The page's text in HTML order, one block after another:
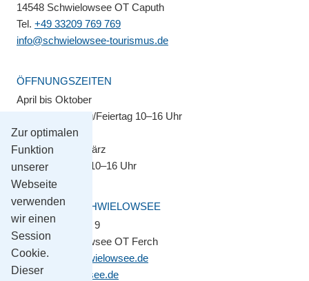
Zur optimalen
Funktion
unserer
Webseite
verwenden
wir einen
Session
Cookie.
Dieser
14548 Schwielowsee OT Caputh
Tel. +49 33209 769 769
info@schwielowsee-tourismus.de
ÖFFNUNGSZEITEN
April bis Oktober
Montag–Sonntag/Feiertag 10–16 Uhr
November bis März
Montag–Freitag 10–16 Uhr
GEMEINDE SCHWIELOWSEE
Potsdamer Platz 9
14548 Schwielowsee OT Ferch
gemeinde@schwielowsee.de
www.schwielowsee.de